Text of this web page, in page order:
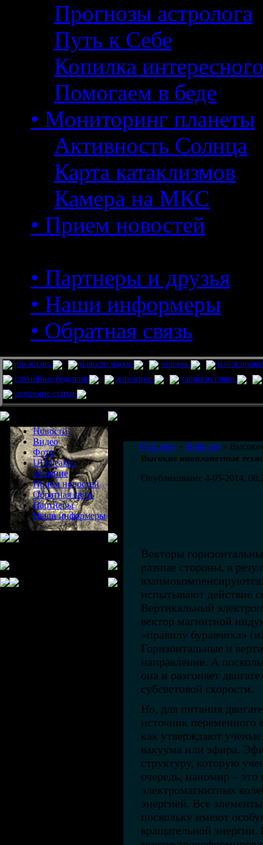
Прогнозы астролога
Путь к Себе
Копилка интересного
Помогаем в беде
• Мониторинг планеты
Активность Солнца
Карта катаклизмов
Камера на МКС
• Прием новостей
• Партнеры и друзья
• Наши информеры
• Обратная связь
pro жизнь новости науки человек
нло и
стихийные бедствия
животные
тайны истории
авторские статьи
Новости
Видео
Фото
UFOleaks -
общение
Прием новостей
Обратная связь
Партнеры
Наши информеры
UfoLeaks » Новости »
Высокие инопланетные
Опубликовано: 4-05-2014,
Векторы
разные стороны, в
испытывают действие
Вертикальный
вектор магнитной
«правилу буравчика»
Горизонтальные и
направление. А
она и разгоняет
субсветовой скорости.
Но, для питания
источник переменного
как утверждают
вакуума или эфира.
структуру, которую
очередь, наномир – это
электромагнитных
энергией. Все
поскольку имеют
вращательной